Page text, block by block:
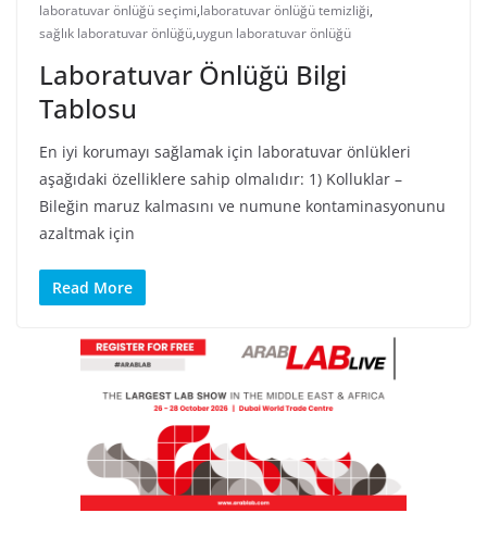
laboratuvar önlüğü seçimi,laboratuvar önlüğü temizliği,
sağlık laboratuvar önlüğü,uygun laboratuvar önlüğü
Laboratuvar Önlüğü Bilgi
Tablosu
En iyi korumayı sağlamak için laboratuvar önlükleri
aşağıdaki özelliklere sahip olmalıdır: 1) Kolluklar –
Bileğin maruz kalmasını ve numune kontaminasyonunu
azaltmak için
Read More